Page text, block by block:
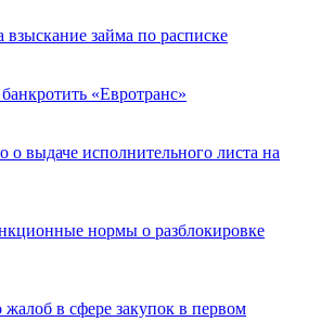
займа по расписке
«Евротранс»
о выдаче исполнительного листа на
нормы о разблокировке
в сфере закупок в первом